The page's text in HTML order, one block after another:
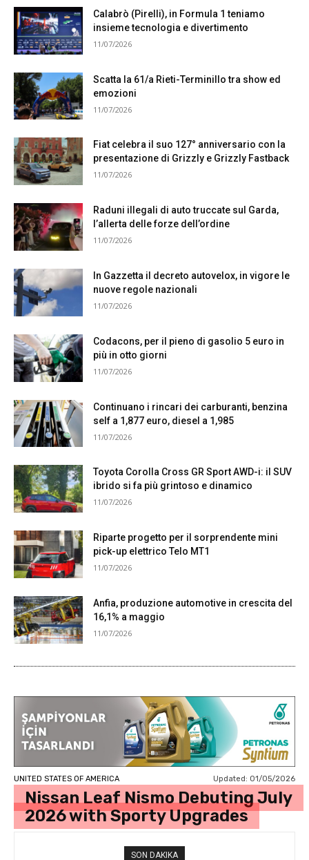
Calabrò (Pirelli), in Formula 1 teniamo
insieme tecnologia e divertimento
11/07/2026
Scatta la 61/a Rieti-Terminillo tra show ed
emozioni
11/07/2026
Fiat celebra il suo 127° anniversario con la
presentazione di Grizzly e Grizzly Fastback
11/07/2026
Raduni illegali di auto truccate sul Garda,
l’allerta delle forze dell’ordine
11/07/2026
In Gazzetta il decreto autovelox, in vigore le
nuove regole nazionali
11/07/2026
Codacons, per il pieno di gasolio 5 euro in
più in otto giorni
11/07/2026
Continuano i rincari dei carburanti, benzina
self a 1,877 euro, diesel a 1,985
11/07/2026
Toyota Corolla Cross GR Sport AWD-i: il SUV
ibrido si fa più grintoso e dinamico
11/07/2026
Riparte progetto per il sorprendente mini
pick-up elettrico Telo MT1
11/07/2026
Anfia, produzione automotive in crescita del
16,1% a maggio
11/07/2026